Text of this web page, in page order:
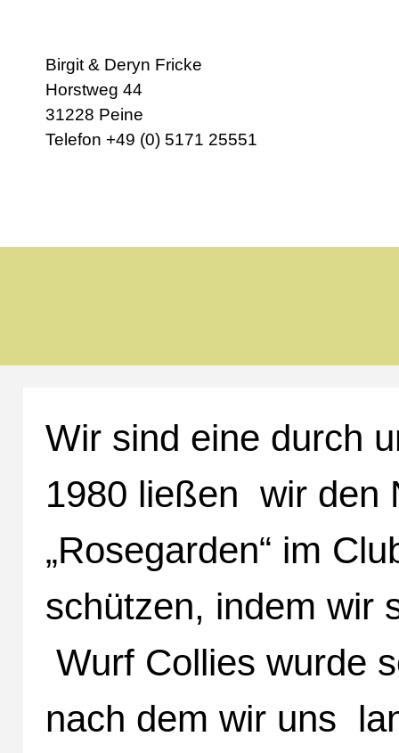
Birgit & Deryn Fricke
Horstweg 44
31228 Peine
Telefon +49 (0) 5171 25551
Wir sind eine durch
1980 ließen wir den
„Rosegarden“ im
schützen, indem wir
Wurf Collies wurde
nach dem wir uns